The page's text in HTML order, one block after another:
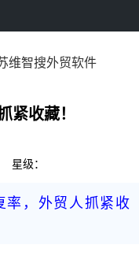
维智搜外贸软件
紧收藏！
星级：
率，外贸人抓紧收